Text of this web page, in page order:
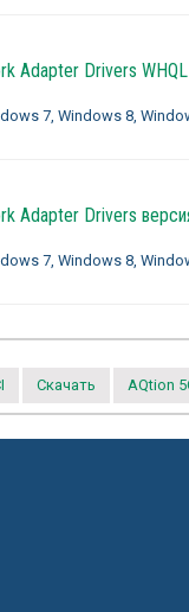
Adapter Drivers WHQL
7, Windows 8,
Adapter Drivers
7, Windows 8,
Скачать AQtion